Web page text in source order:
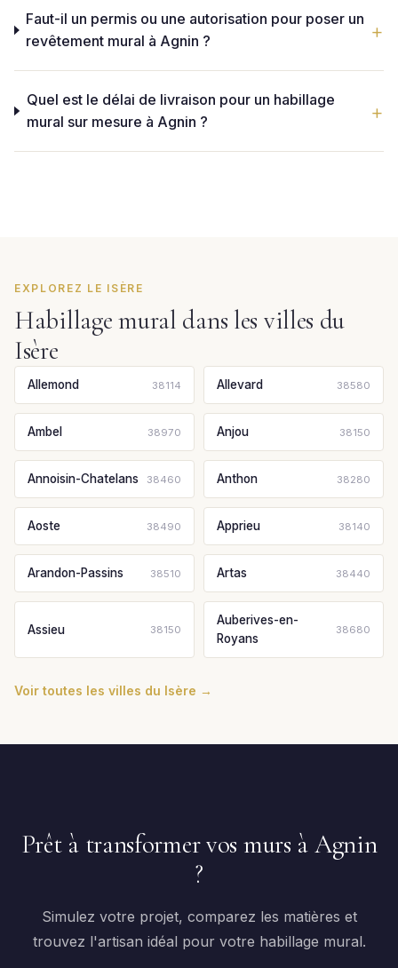
Faut-il un permis ou une autorisation pour poser un
revêtement mural à Agnin ?
Quel est le délai de livraison pour un habillage
mural sur mesure à Agnin ?
EXPLOREZ LE ISÈRE
Habillage mural dans les villes du
Isère
Allemond 38114 Allevard 38580
Ambel 38970 Anjou 38150
Annoisin-Chatelans 38460 Anthon 38280
Aoste 38490 Apprieu 38140
Arandon-Passins 38510 Artas 38440
Assieu 38150
Auberives-en-
Royans
38680
Voir toutes les villes du Isère →
Prêt à transformer vos murs à Agnin
?
Simulez votre projet, comparez les matières et
trouvez l'artisan idéal pour votre habillage mural.